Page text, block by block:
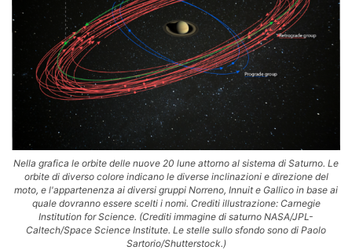
Nella grafica le orbite delle nuove 20 lune attorno al sistema di Saturno. Le
orbite di diverso colore indicano le diverse inclinazioni e direzione del
moto, e l'appartenenza ai diversi gruppi Norreno, Innuit e Gallico in base ai
quale dovranno essere scelti i nomi. Crediti illustrazione: Carnegie
Institution for Science. (Crediti immagine di saturno NASA/JPL-
Caltech/Space Science Institute. Le stelle sullo sfondo sono di Paolo
Sartorio/Shutterstock.)